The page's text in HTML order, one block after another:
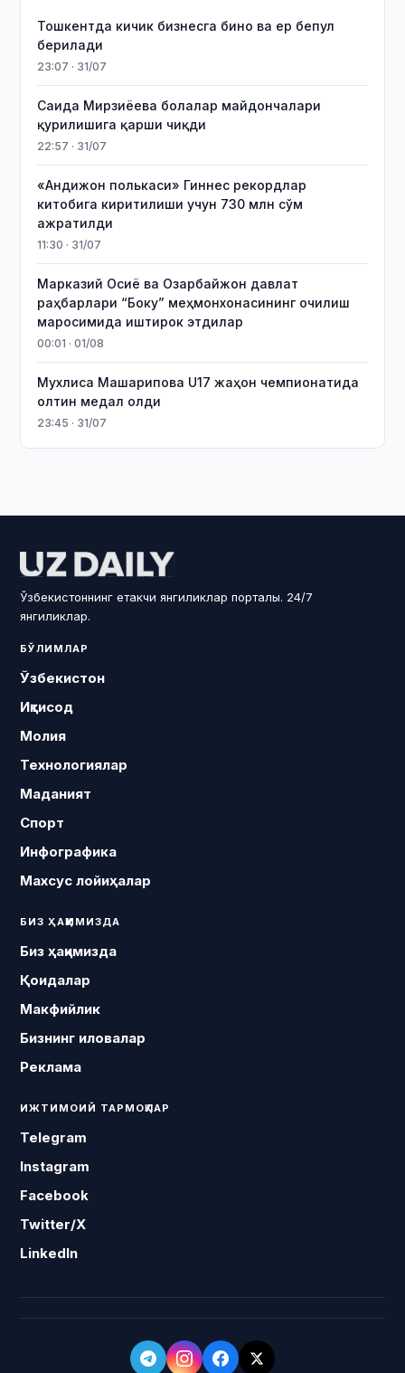
Тошкентда кичик бизнесга бино ва ер бепул
берилади
23:07 · 31/07
Саида Мирзиёева болалар майдончалари
қурилишига қарши чиқди
22:57 · 31/07
«Андижон полькаси» Гиннес рекордлар
китобига киритилиши учун 730 млн сўм
ажратилди
11:30 · 31/07
Марказий Осиё ва Озарбайжон давлат
раҳбарлари “Боку” меҳмонхонасининг очилиш
маросимида иштирок этдилар
00:01 · 01/08
Мухлиса Машарипова U17 жаҳон чемпионатида
олтин медал олди
23:45 · 31/07
Ўзбекистоннинг етакчи янгиликлар порталы. 24/7
янгиликлар.
БЎЛИМЛАР
Ўзбекистон
Иқтисод
Молия
Технологиялар
Маданият
Спорт
Инфографика
Махсус лойиҳалар
БИЗ ҲАҚИМИЗДА
Биз ҳақимизда
Қоидалар
Макфийлик
Бизнинг иловалар
Реклама
ИЖТИМОИЙ ТАРМОҚЛАР
Telegram
Instagram
Facebook
Twitter/X
LinkedIn